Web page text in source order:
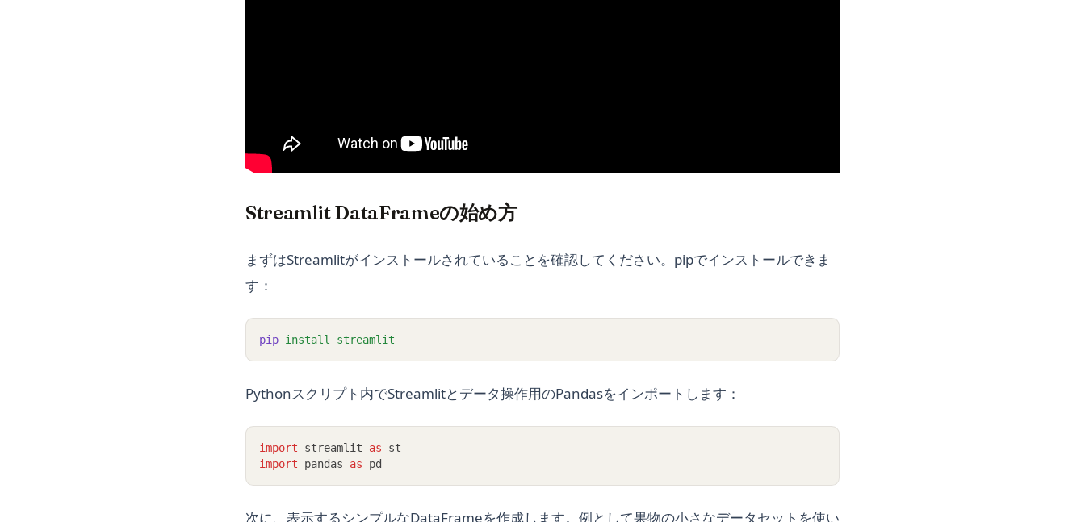
Streamlit DataFrameの始め方
まずはStreamlitがインストールされていることを確認してください。pipでインストールできま
す：
pip install streamlit
Pythonスクリプト内でStreamlitとデータ操作用のPandasをインポートします：
import streamlit as st
import pandas as pd
次に、表示するシンプルなDataFrameを作成します。例として果物の小さなデータセットを使い